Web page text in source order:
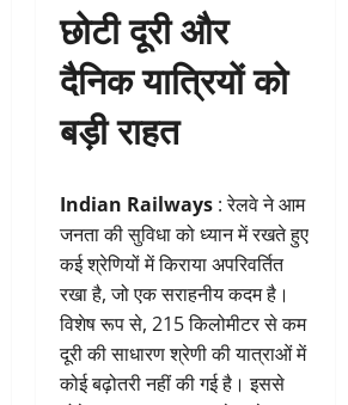
छोटी दूरी और
दैनिक यात्रियों को
बड़ी राहत
Indian Railways : रेलवे ने आम
जनता की सुविधा को ध्यान में रखते हुए
कई श्रेणियों में किराया अपरिवर्तित
रखा है, जो एक सराहनीय कदम है।
विशेष रूप से, 215 किलोमीटर से कम
दूरी की साधारण श्रेणी की यात्राओं में
कोई बढ़ोतरी नहीं की गई है। इससे